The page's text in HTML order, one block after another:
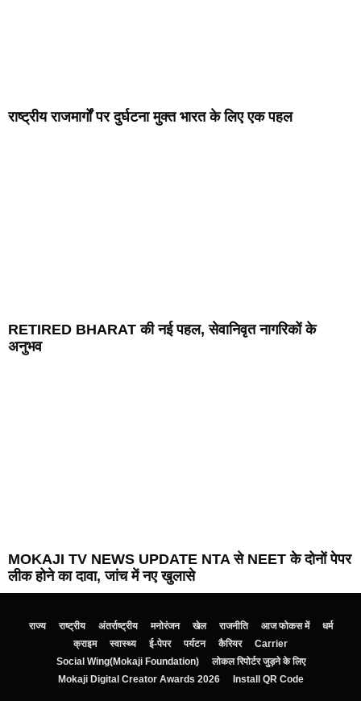
राष्ट्रीय राजमार्गों पर दुर्घटना मुक्त भारत के लिए एक पहल
RETIRED BHARAT की नई पहल, सेवानिवृत नागरिकों के
अनुभव
MOKAJI TV NEWS UPDATE NTA से NEET के दोनों पेपर
लीक होने का दावा, जांच में नए खुलासे
राज्य राष्ट्रीय अंतर्राष्ट्रीय मनोरंजन खेल राजनीति आज फोकस में
धर्म
क्राइम
स्वास्थ्य ई-पेपर पर्यटन कैरियर
Carrier
Social Wing(Mokaji Foundation)
लोकल रिपोर्टर जुड़ने के लिए
Mokaji Digital Creator Awards 2026
Install QR Code